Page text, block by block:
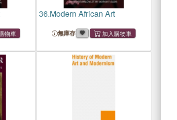
36.Modern African Art
無庫存